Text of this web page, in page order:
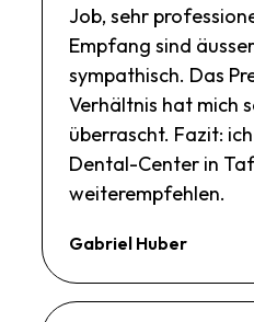
Job, sehr
Empfang sind
sympathisch. Das
Verhältnis hat mich
überrascht. Fazit:
Dental-Center in
weiterempfehlen.
Gabriel Huber